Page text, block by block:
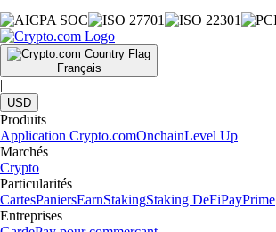
Français
|
USD
Produits
Application Crypto.comOnchainLevel Up
Marchés
Crypto
Particularités
CartesPaniersEarnStakingStaking DeFiPayPrime
Entreprises